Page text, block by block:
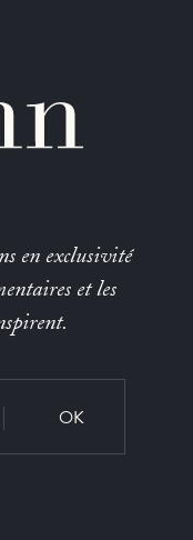
en exclusivité
et les
OK